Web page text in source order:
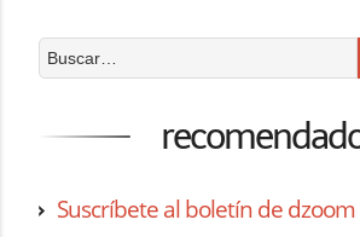
Suscríbete al boletín de dzoom